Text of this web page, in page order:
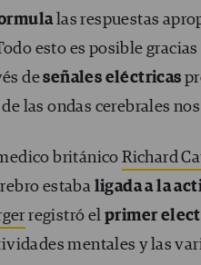
las respuestas
esto es posible gracias
deseñales eléctricas
las ondas cerebrales
británicoRichard
estaba ligada a la
registró elprimer
mentales y las